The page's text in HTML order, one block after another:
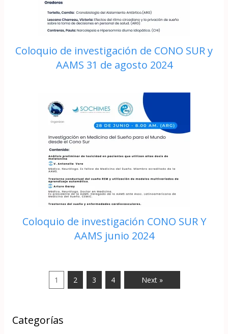
Coloquio de investigación de CONO SUR y
AAMS 31 de agosto 2024
Coloquio de investigación CONO SUR Y
AAMS junio 2024
1 2 3 4 Next »
Categorías